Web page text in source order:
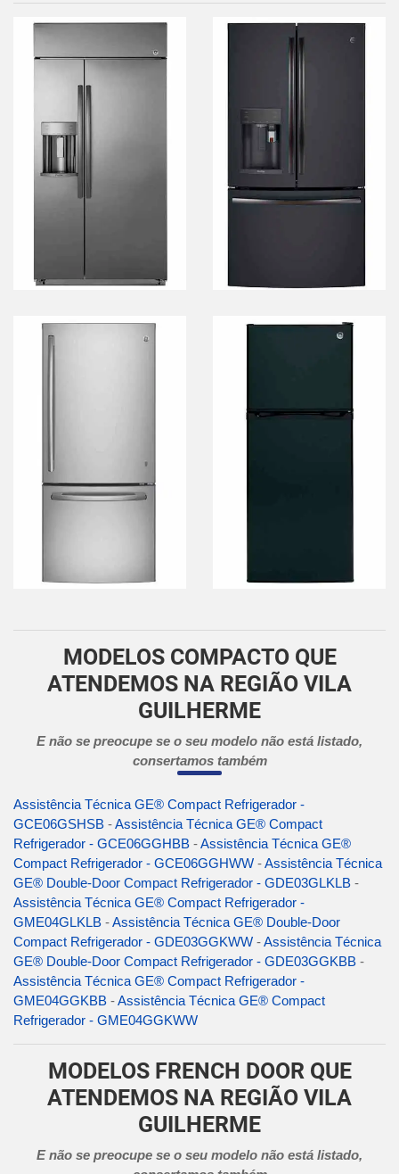
MODELOS COMPACTO QUE
ATENDEMOS NA REGIÃO VILA
GUILHERME
E não se preocupe se o seu modelo não está listado,
consertamos também
Assistência Técnica GE® Compact Refrigerador -
GCE06GSHSB -Assistência Técnica GE® Compact
Refrigerador - GCE06GGHBB -Assistência Técnica GE®
Compact Refrigerador - GCE06GGHWW -Assistência Técnica
GE® Double-Door Compact Refrigerador - GDE03GLKLB -
Assistência Técnica GE® Compact Refrigerador -
GME04GLKLB -Assistência Técnica GE® Double-Door
Compact Refrigerador - GDE03GGKWW -Assistência Técnica
GE® Double-Door Compact Refrigerador - GDE03GGKBB -
Assistência Técnica GE® Compact Refrigerador -
GME04GGKBB -Assistência Técnica GE® Compact
Refrigerador - GME04GGKWW
MODELOS FRENCH DOOR QUE
ATENDEMOS NA REGIÃO VILA
GUILHERME
E não se preocupe se o seu modelo não está listado,